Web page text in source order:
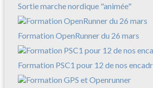
Sortie marche nordique "animée"
Formation OpenRunner du 26 mars
Formation PSC1 pour 12 de nos